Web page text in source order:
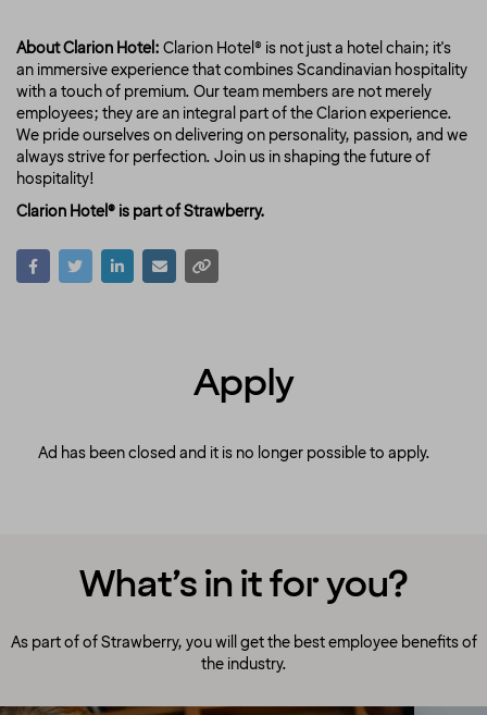
About Clarion Hotel: Clarion Hotel® is not just a hotel chain; it's
an immersive experience that combines Scandinavian hospitality
with a touch of premium. Our team members are not merely
employees; they are an integral part of the Clarion experience.
We pride ourselves on delivering on personality, passion, and we
always strive for perfection. Join us in shaping the future of
hospitality!
Clarion Hotel® is part of Strawberry.
Apply
Ad has been closed and it is no longer possible to apply.
What’s in it for you?
As part of of Strawberry, you will get the best employee benefits of
the industry.